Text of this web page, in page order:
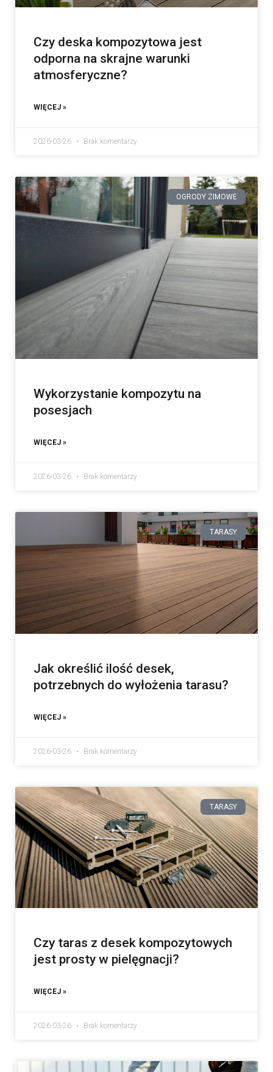
Czy deska kompozytowa jest
odporna na skrajne warunki
atmosferyczne?
WIĘCEJ »
2026-03-26 Brak komentarzy
OGRODY ZIMOWE
Wykorzystanie kompozytu na
posesjach
WIĘCEJ »
2026-03-26 Brak komentarzy
TARASY
Jak określić ilość desek,
potrzebnych do wyłożenia tarasu?
WIĘCEJ »
2026-03-26 Brak komentarzy
TARASY
Czy taras z desek kompozytowych
jest prosty w pielęgnacji?
WIĘCEJ »
2026-03-26 Brak komentarzy